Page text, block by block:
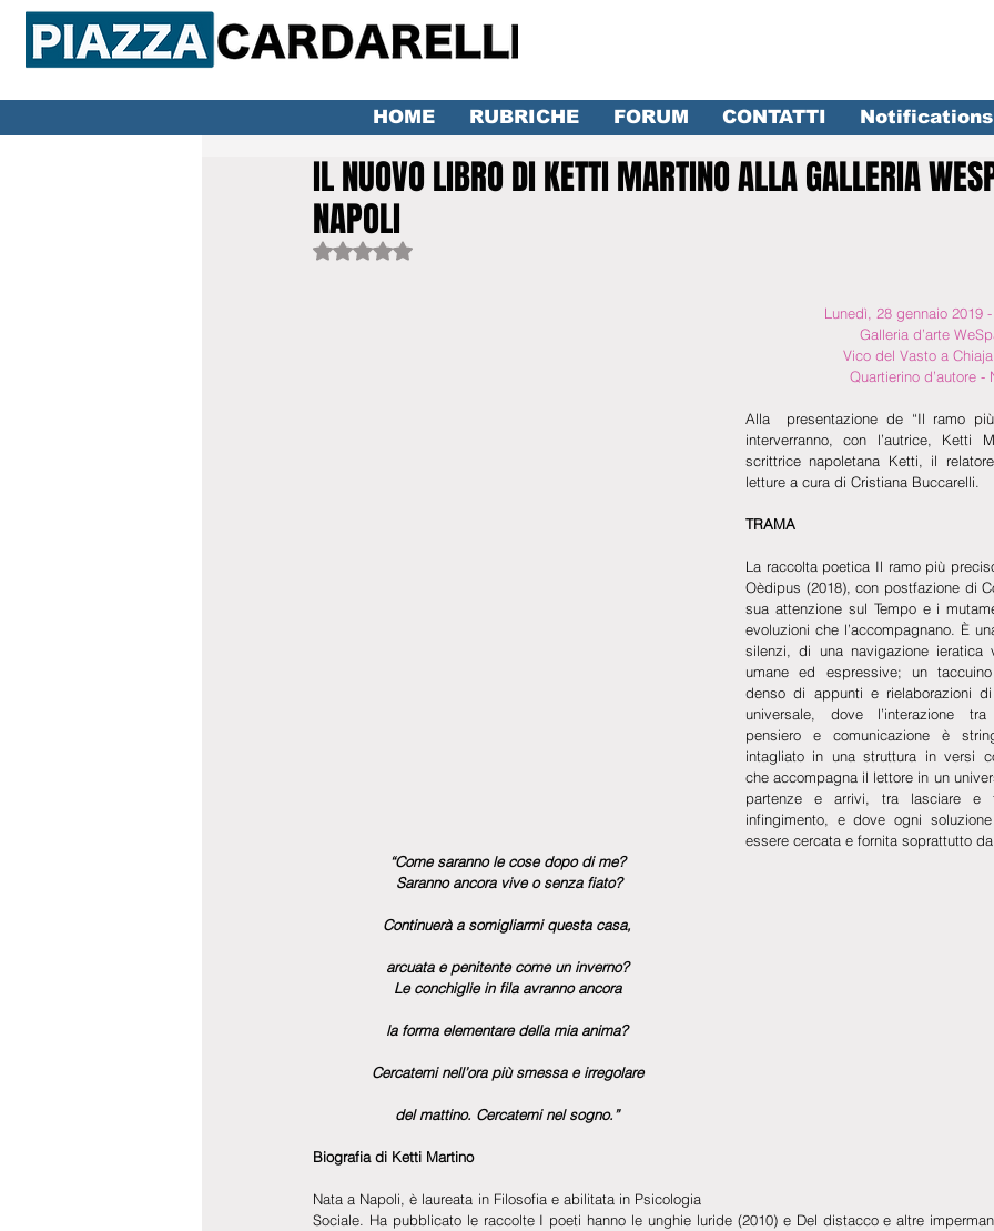
HOME RUBRICHE FORUM CONTATTI Notifications
IL NUOVO LIBRO DI KETTI MARTINO ALLA GALLERIA
NAPOLI
Valutazione NaN stelle su 5.
Lunedì, 28 gennaio 2019
Galleria d’arte
Vico del Vasto a
Quartierino d’autore -
Alla  presentazione de “Il ramo
interverranno, con l’autrice, Ketti
scrittrice napoletana Ketti, il relatore
letture a cura di Cristiana Buccarelli.
TRAMA
La raccolta poetica Il ramo più
Oèdipus (2018), con postfazione di
sua attenzione sul Tempo e i
evoluzioni che l’accompagnano. È
silenzi, di una navigazione ieratica
umane ed espressive; un
denso di appunti e rielaborazioni
universale, dove l’interazione
pensiero e comunicazione è
intagliato in una struttura in versi
che accompagna il lettore in un
partenze e arrivi, tra lasciare e
infingimento, e dove ogni
essere cercata e fornita soprattutto
“Come saranno le cose dopo di me?
Saranno ancora vive o senza fiato?
Continuerà a somigliarmi questa casa,
arcuata e penitente come un inverno?
Le conchiglie in fila avranno ancora
la forma elementare della mia anima?
Cercatemi nell’ora più smessa e irregolare
del mattino. Cercatemi nel sogno.”
Biografia di Ketti Martino
Nata a Napoli, è laureata in Filosofia e abilitata in Psicologia
Sociale. Ha pubblicato le raccolte I poeti hanno le unghie luride (2010) e Del distacco e altre